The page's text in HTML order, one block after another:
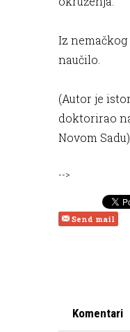
Iz
naučilo.
(Autor je
doktorirao
Novom Sadu)
-->
Send mail
Komentari